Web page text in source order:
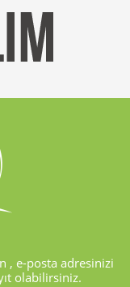
, e-posta adresinizi
olabilirsiniz.